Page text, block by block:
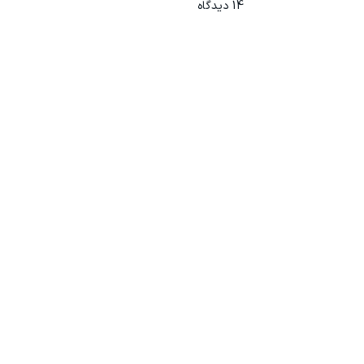
14 دیدگاه